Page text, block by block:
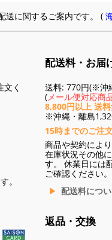
送に関するご案内です。 (
く
。
配送料・お届
送料: 770円(※沖
(メール便対応商
8,800円以上 送
※沖縄・離島
15時までのご注
商品や契約によ
在庫状況その他
す。 休業日には
ご確認ください。
配送料につ
返品・交換